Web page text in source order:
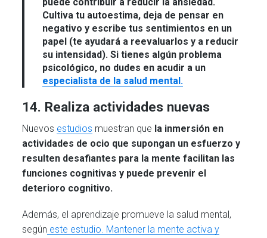
Cultiva tu autoestima, deja de pensar en
negativo y escribe tus sentimientos en un
papel (te ayudará a reevaluarlos y a reducir
su intensidad). Si tienes algún problema
psicológico, no dudes en acudir a un
especialista de la salud mental.
14. Realiza actividades nuevas
Nuevos estudios muestran que la inmersión en
actividades de ocio que supongan un esfuerzo y
resulten desafiantes para la mente facilitan las
funciones cognitivas y puede prevenir el
deterioro cognitivo.
Además, el aprendizaje promueve la salud mental,
según este estudio. Mantener la mente activa y